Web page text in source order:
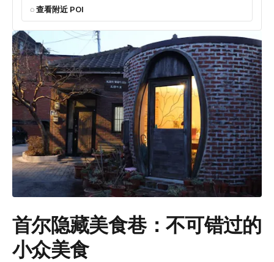
查看附近 POI
首尔隐藏美食巷：不可错过的
小众美食